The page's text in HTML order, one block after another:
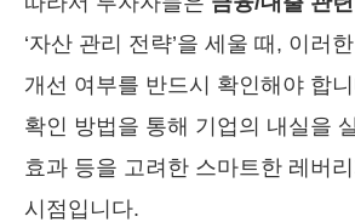
‘자산 관리 전략’을 세울 때, 이러
개선 여부를 반드시 확인해야 합
확인 방법을 통해 기업의 내실을
효과 등을 고려한 스마트한 레버
시점입니다.